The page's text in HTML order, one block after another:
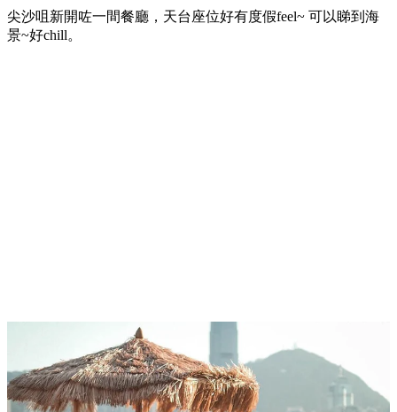
尖沙咀新開咗一間餐廳，天台座位好有度假feel~ 可以睇到海
景~好chill。